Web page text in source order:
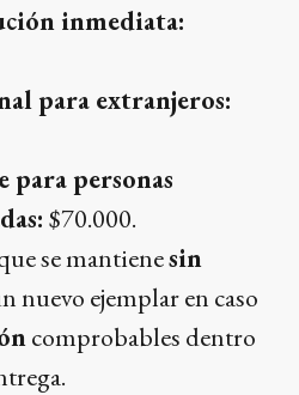
inmediata:
para extranjeros:
para personas
$70.000.
se mantienesin
nuevo ejemplar en caso
comprobables dentro